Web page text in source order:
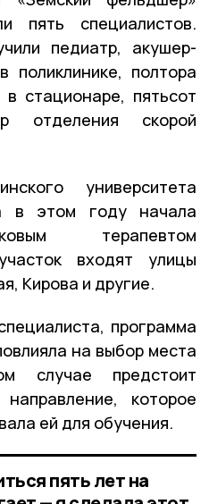
пять специалистов.
педиатр, акушер-
поликлинике, полтора
стационаре, пятьсот
отделения скорой
университета
в этом году начала
терапевтом
входят улицы
Кирова и другие.
программа
на выбор места
предстоит
которое
ей для обучения.
пять лет на